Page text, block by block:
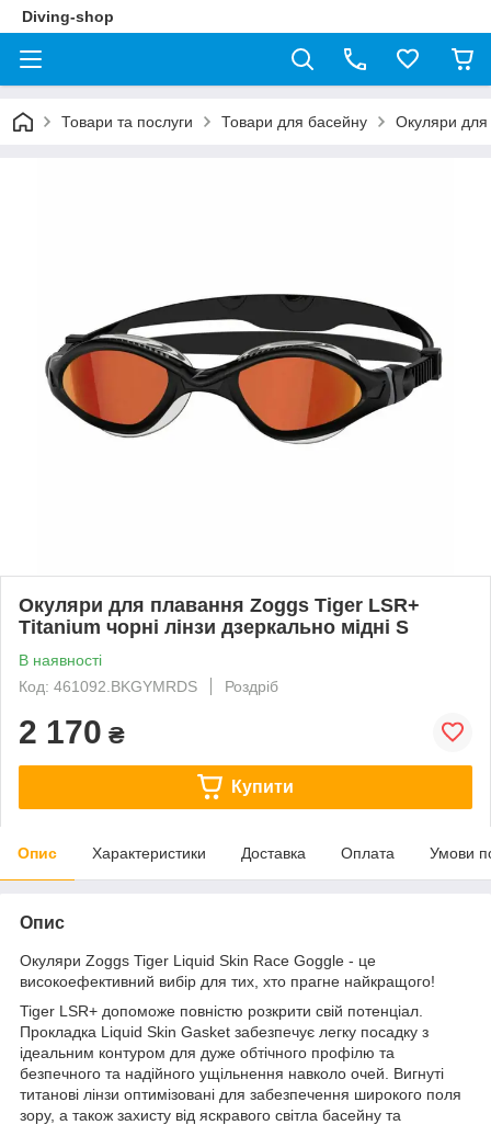
Diving-shop
Товари та послуги Товари для басейну Окуляри для
Окуляри для плавання Zoggs Tiger LSR+
Titanium чорні лінзи дзеркально мідні S
В наявності
Код: 461092.BKGYMRDS
Роздріб
2 170 ₴
Купити
Опис Характеристики Доставка Оплата Умови
Опис
Окуляри Zoggs Tiger Liquid Skin Race Goggle - це
високоефективний вибір для тих, хто прагне найкращого!
Tiger LSR+ допоможе повністю розкрити свій потенціал.
Прокладка Liquid Skin Gasket забезпечує легку посадку з
ідеальним контуром для дуже обтічного профілю та
безпечного та надійного ущільнення навколо очей. Вигнуті
титанові лінзи оптимізовані для забезпечення широкого поля
зору, а також захисту від яскравого світла басейну та